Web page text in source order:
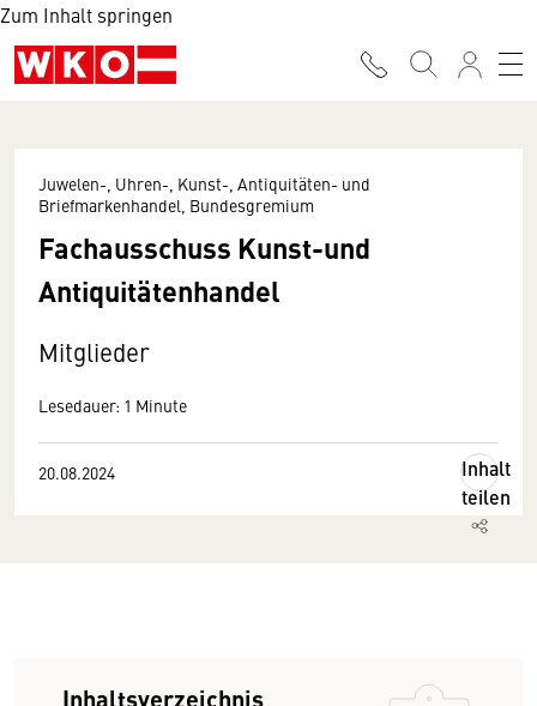
Zum Inhalt springen
Juwelen-, Uhren-, Kunst-, Antiquitäten- und
Briefmarkenhandel, Bundesgremium
Fachausschuss Kunst-und
Antiquitätenhandel
Mitglieder
Lesedauer: 1 Minute
20.08.2024
Inhalt
teilen
Inhaltsverzeichnis